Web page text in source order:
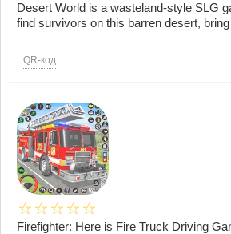
Desert World is a wasteland-style SLG
find survivors on this barren desert, bring
QR-код
Firefighter: Here is Fire Truck Driving